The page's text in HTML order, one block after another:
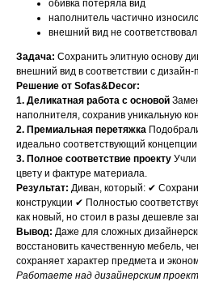
обивка потеряла вид
наполнитель частично
внешний вид не
Задача: Сохранить элитную основу
внешний вид в соответствии с
Решение от Sofas&Decor:
1. Деликатная работа с основой
наполнителя, сохранив уникальную
2. Премиальная перетяжка
идеально соответствующий
3. Полное соответствие проекту Учли
цвету и фактуре материала.
Результат: Диван, который: ✔
конструкции ✔ Полностью
как новый, но стоил в разы дешевле
Вывод: Даже для сложных
восстановить качественную мебель,
сохраняет характер предмета и
Работаете над дизайнерским